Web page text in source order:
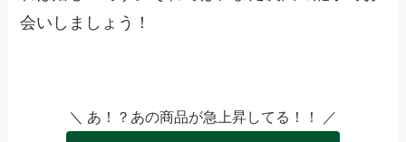
会いしましょう！
＼ あ！？あの商品が急上昇してる！！ ／